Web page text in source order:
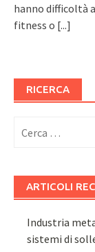
hanno difficoltà
fitness o [...]
RICERCA
per:
ARTICOLI
Industria
sistemi di